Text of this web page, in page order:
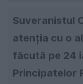
Suveranistul
atenția cu o
făcută pe 24
Principatelor